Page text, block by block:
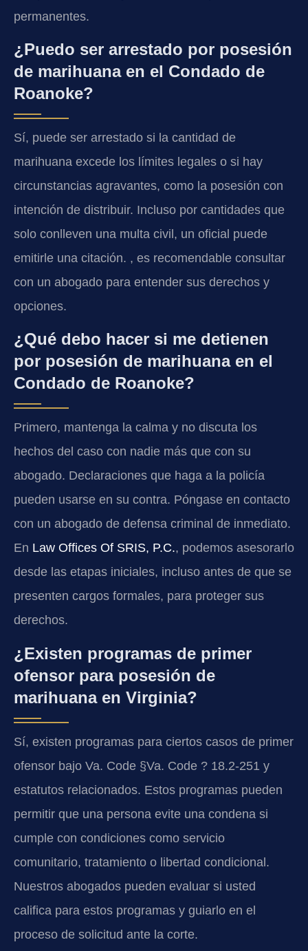
permanentes.
¿Puedo ser arrestado por posesión
de marihuana en el Condado de
Roanoke?
Sí, puede ser arrestado si la cantidad de
marihuana excede los límites legales o si hay
circunstancias agravantes, como la posesión con
intención de distribuir. Incluso por cantidades que
solo conlleven una multa civil, un oficial puede
emitirle una citación. , es recomendable consultar
con un abogado para entender sus derechos y
opciones.
¿Qué debo hacer si me detienen
por posesión de marihuana en el
Condado de Roanoke?
Primero, mantenga la calma y no discuta los
hechos del caso con nadie más que con su
abogado. Declaraciones que haga a la policía
pueden usarse en su contra. Póngase en contacto
con un abogado de defensa criminal de inmediato.
En Law Offices Of SRIS, P.C., podemos asesorarlo
desde las etapas iniciales, incluso antes de que se
presenten cargos formales, para proteger sus
derechos.
¿Existen programas de primer
ofensor para posesión de
marihuana en Virginia?
Sí, existen programas para ciertos casos de primer
ofensor bajo Va. Code §Va. Code ? 18.2-251 y
estatutos relacionados. Estos programas pueden
permitir que una persona evite una condena si
cumple con condiciones como servicio
comunitario, tratamiento o libertad condicional.
Nuestros abogados pueden evaluar si usted
califica para estos programas y guiarlo en el
proceso de solicitud ante la corte.